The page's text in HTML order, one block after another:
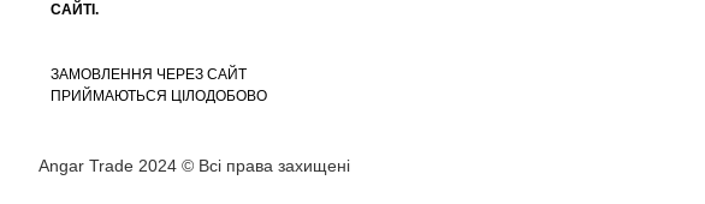
Angar Trade 2024 © Всі права захищені
САЙТІ.
ЗАМОВЛЕННЯ ЧЕРЕЗ САЙТ
ПРИЙМАЮТЬСЯ ЦІЛОДОБОВО